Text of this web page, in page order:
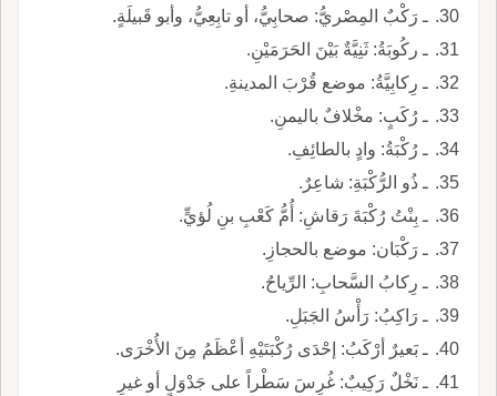
ـ رَكْبٌ المِصْريُّ: صحابِيُّ، أو تابِعِيُّ، وأبو قَبيلَةٍ.
ـ ركُوبَةُ: ثَنِيَّةٌ بَيْنَ الحَرَمَيْنِ.
ـ رِكابِيَّةُ: موضع قُرْبَ المدينةِ.
ـ رُكَبٍ: مخْلافٌ باليمنِ.
ـ رُكْبَةُ: وادٍ بالطائِفِ.
ـ ذُو الرُّكْبَةِ: شاعِرٌ.
ـ بِنْتُ رُكْبَةَ رَقاشِ: أُمُّ كَعْبِ بنِ لُؤيٍّ.
ـ رَكْبَان: موضع بالحجازِ.
ـ رِكابُ السَّحابِ: الرِّياحُ.
ـ رَاكِبُ: رَأْسُ الجَبَلِ.
ـ بَعيرٌ أرْكَبُ: إحْدَى رُكْبَتَيْهِ أعْظَمُ مِنَ الأُخْرَى.
ـ نَخْلٌ رَكِيبٌ: غُرِسَ سَطْراً على جَدْوَلٍ أو غيرِ